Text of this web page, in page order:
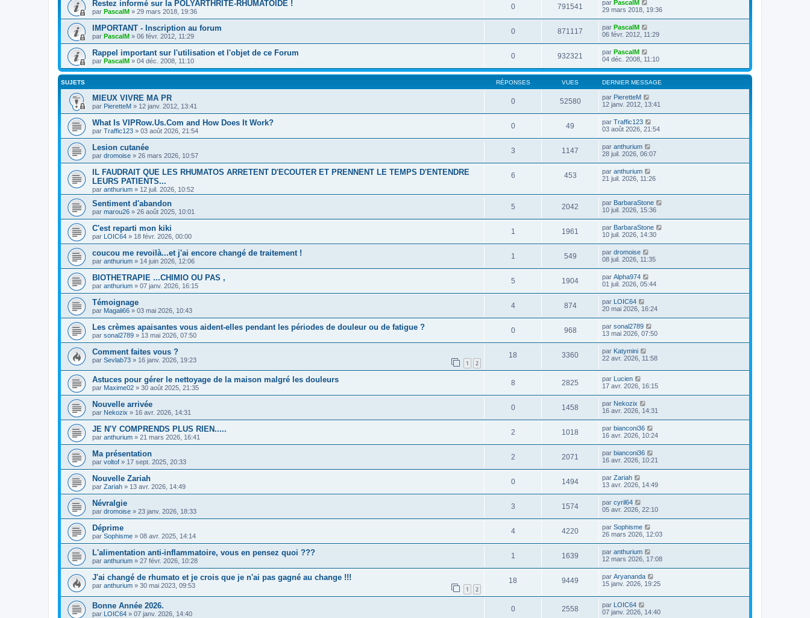
Restez informé sur la POLYARTHRITE-RHUMATOIDE !
par PascalM » 29 mars 2018, 19:36
0 791541 par PascalM
29 mars 2018, 19:36
IMPORTANT - Inscription au forum
par PascalM » 06 févr. 2012, 11:29
0 871117 par PascalM
06 févr. 2012, 11:29
Rappel important sur l'utilisation et l'objet de ce Forum
par PascalM » 04 déc. 2008, 11:10
0 932321 par PascalM
04 déc. 2008, 11:10
SUJETS RÉPONSES VUES DERNIER MESSAGE
MIEUX VIVRE MA PR
par PieretteM » 12 janv. 2012, 13:41
0 52580 par PieretteM
12 janv. 2012, 13:41
What Is VIPRow.Us.Com and How Does It Work?
par Traffic123 » 03 août 2026, 21:54
0 49 par Traffic123
03 août 2026, 21:54
Lesion cutanée
par dromoise » 26 mars 2026, 10:57
3 1147 par anthurium
28 juil. 2026, 06:07
IL FAUDRAIT QUE LES RHUMATOS ARRETENT D'ECOUTER ET PRENNENT LE TEMPS D'ENTENDRE
LEURS PATIENTS...
par anthurium » 12 juil. 2026, 10:52
6 453 par anthurium
21 juil. 2026, 11:26
Sentiment d'abandon
par marou26 » 26 août 2025, 10:01
5 2042 par BarbaraStone
10 juil. 2026, 15:36
C'est reparti mon kiki
par LOIC64 » 18 févr. 2026, 00:00
1 1961 par BarbaraStone
10 juil. 2026, 14:30
coucou me revoilà...et j'ai encore changé de traitement !
par anthurium » 14 juin 2026, 12:06
1 549 par dromoise
08 juil. 2026, 11:35
BIOTHETRAPIE ...CHIMIO OU PAS ,
par anthurium » 07 janv. 2026, 16:15
5 1904 par Alpha974
01 juil. 2026, 05:44
Témoignage
par Magali66 » 03 mai 2026, 10:43
4 874 par LOIC64
20 mai 2026, 16:24
Les crèmes apaisantes vous aident-elles pendant les périodes de douleur ou de fatigue ?
par sonal2789 » 13 mai 2026, 07:50
0 968 par sonal2789
13 mai 2026, 07:50
Comment faites vous ?
par Sevlab73 » 16 janv. 2026, 19:23 1 2
18 3360 par Katymini
22 avr. 2026, 11:58
Astuces pour gérer le nettoyage de la maison malgré les douleurs
par Maxime02 » 30 août 2025, 21:35
8 2825 par Lucien
17 avr. 2026, 16:15
Nouvelle arrivée
par Nekozix » 16 avr. 2026, 14:31
0 1458 par Nekozix
16 avr. 2026, 14:31
JE N'Y COMPRENDS PLUS RIEN.....
par anthurium » 21 mars 2026, 16:41
2 1018 par bianconi36
16 avr. 2026, 10:24
Ma présentation
par voltof » 17 sept. 2025, 20:33
2 2071 par bianconi36
16 avr. 2026, 10:21
Nouvelle Zariah
par Zariah » 13 avr. 2026, 14:49
0 1494 par Zariah
13 avr. 2026, 14:49
Névralgie
par dromoise » 23 janv. 2026, 18:33
3 1574 par cyril64
05 avr. 2026, 22:10
Déprime
par Sophisme » 08 avr. 2025, 14:14
4 4220 par Sophisme
26 mars 2026, 12:03
L'alimentation anti-inflammatoire, vous en pensez quoi ???
par anthurium » 27 févr. 2026, 10:28
1 1639 par anthurium
12 mars 2026, 17:08
J'ai changé de rhumato et je crois que je n'ai pas gagné au change !!!
par anthurium » 30 mai 2023, 09:53 1 2
18 9449 par Aryananda
15 janv. 2026, 19:25
Bonne Année 2026.
par LOIC64 » 07 janv. 2026, 14:40
0 2558 par LOIC64
07 janv. 2026, 14:40